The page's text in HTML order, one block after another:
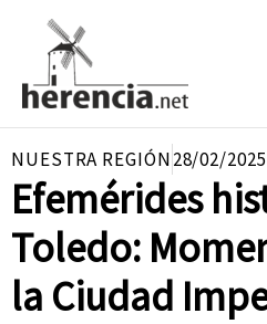
contenido
NUESTRA REGIÓN28/02/2025
Efemérides
Toledo:
la Ciudad